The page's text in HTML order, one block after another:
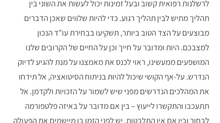
לרשלנות רפואית קשוב ובעל זמינות יכול לעשות את השוני בין
תהליך מתיש לבין תהליך רגוע. כדי להיות שלווים שאכן הדברים
מבוצעים על הצד הטוב ביותר, תשקיעו בבחירת עו”ד הנכון
למצבכם. היות ומדובר על חייך וכן על החיים של הקרובים שלנו
המושפעים ממעשינו, ראוי לכנס את מאמצנו על מנת להגיע לדיוק
הנדרש. על-אף הקושי שיכול להיות בניתוח הסיטואציה, אל תידחו
את המהלכים הנדרשים מפני שיש לשמור על הזכויות ולקדמן. אל
תתעכבו והתקשרו לייעוץ – בין אם מדובר על באיזה פלטפורמה
לבחור ובין אם אין התלבטות, יש לפני הזמן בו מיישמים את הפעולה